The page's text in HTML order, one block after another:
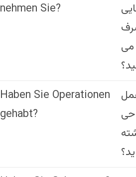
nehmen Sie?
می
Haben Sie Operationen
gehabt?